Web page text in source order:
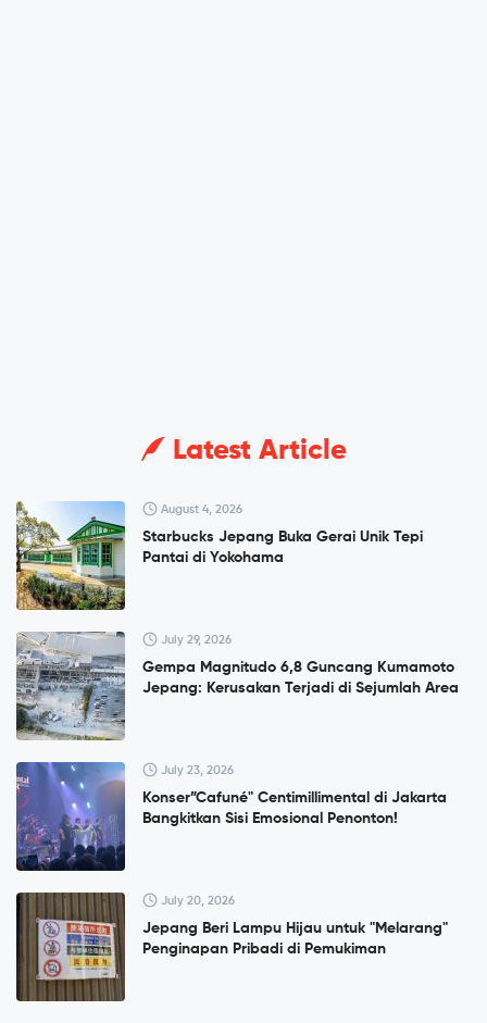
Latest Article
August 4, 2026
Starbucks Jepang Buka Gerai Unik Tepi
Pantai di Yokohama
July 29, 2026
Gempa Magnitudo 6,8 Guncang Kumamoto
Jepang: Kerusakan Terjadi di Sejumlah Area
July 23, 2026
Konser”Cafuné" Centimillimental di Jakarta
Bangkitkan Sisi Emosional Penonton!
July 20, 2026
Jepang Beri Lampu Hijau untuk "Melarang"
Penginapan Pribadi di Pemukiman